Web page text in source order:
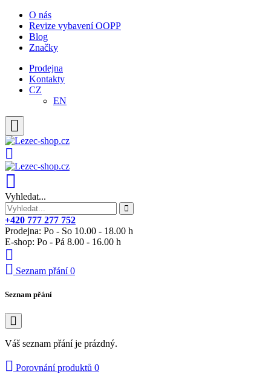
O nás
Revize vybavení OOPP
Blog
Značky
Prodejna
Kontakty
CZ
EN
Vyhledat...
+420 777 277 752
Prodejna: Po - So 10.00 - 18.00 h
E-shop: Po - Pá 8.00 - 16.00 h
Seznam přání 0
Seznam přání
Váš seznam přání je prázdný.
Porovnání produktů 0